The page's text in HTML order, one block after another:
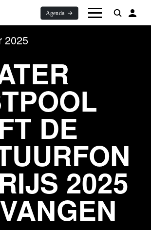
Agenda
2025
DE
2025